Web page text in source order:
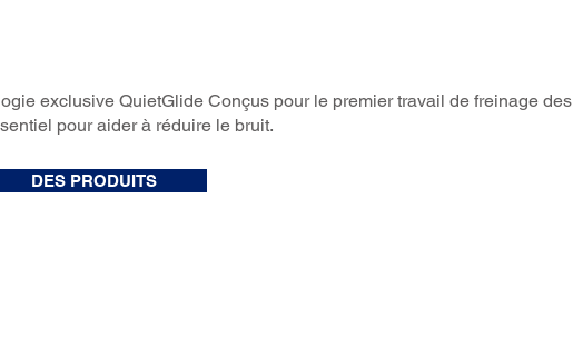
exclusive QuietGlide Conçus pour le premier travail de freinage des
pour aider à réduire le bruit.
DES PRODUITS